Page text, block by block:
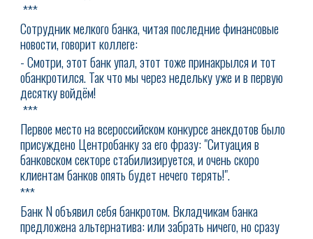
***
Сотрудник мелкого банка, читая последние финансовые
новости, говорит коллеге:
- Смотри, этот банк упал, этот тоже принакрылся и тот
обанкротился. Так что мы через недельку уже и в первую
десятку войдём!
***
Первое место на всероссийском конкурсе анекдотов было
присуждено Центробанку за его фразу: "Ситуация в
банковском секторе стабилизируется, и очень скоро
клиентам банков опять будет нечего терять!".
***
Банк N объявил себя банкротом. Вкладчикам банка
предложена альтернатива: или забрать ничего, но сразу